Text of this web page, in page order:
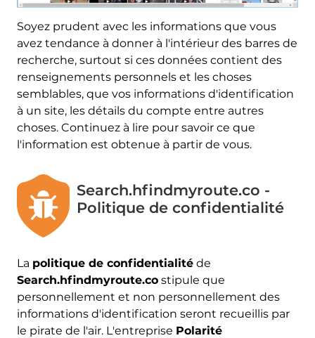
Soyez prudent avec les informations que vous
avez tendance à donner à l'intérieur des barres de
recherche, surtout si ces données contient des
renseignements personnels et les choses
semblables, que vos informations d'identification
à un site, les détails du compte entre autres
choses. Continuez à lire pour savoir ce que
l'information est obtenue à partir de vous.
Search.hfindmyroute.co -
Politique de confidentialité
La politique de confidentialitéde
Search.hfindmyroute.costipule que
personnellement et non personnellement des
informations d'identification seront recueillis par
le pirate de l'air. L'entreprise Polarité